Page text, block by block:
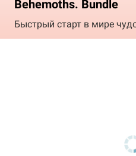
Behemoths. Bundle
Быстрый старт в мире